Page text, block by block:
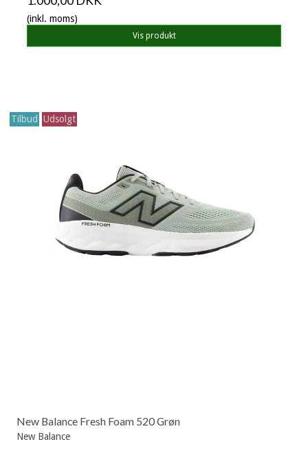
(inkl. moms)
Vis produkt
Tilbud Udsolgt
New Balance Fresh Foam 520 Grøn
New Balance